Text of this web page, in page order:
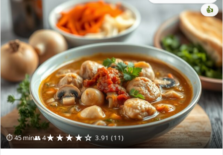
⏱ 45 min👥 4★★★★☆ 3.91 (11)
👍